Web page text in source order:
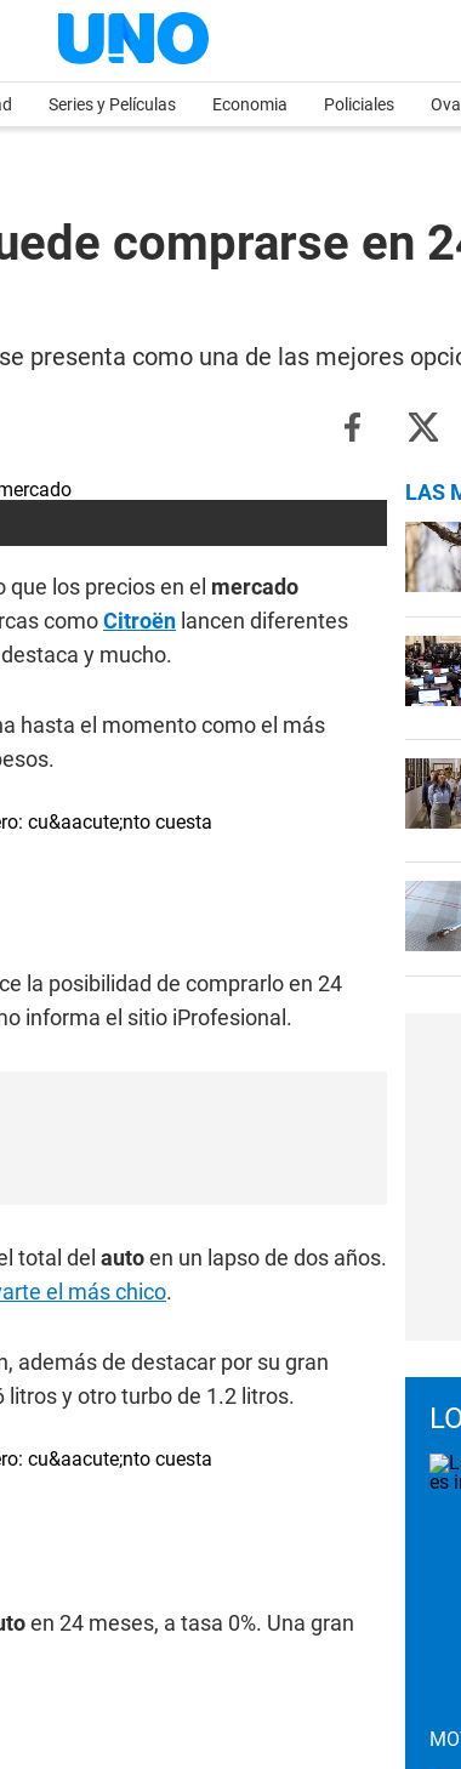
Series y Películas Economia Policiales
comprarse en
presenta como una de las mejores
los precios en el mercado
comoCitroën lancen diferentes
y mucho.
hasta el momento como el más
la posibilidad de comprarlo en 24
informa el sitio iProfesional.
total del autoen un lapso de dos años.
el más chico.
además de destacar por su gran
y otro turbo de 1.2 litros.
en 24 meses, a tasa 0%. Una gran
LAS